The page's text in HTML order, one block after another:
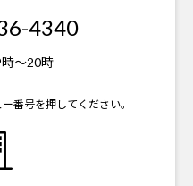
4340
～20時
番号を押してください。